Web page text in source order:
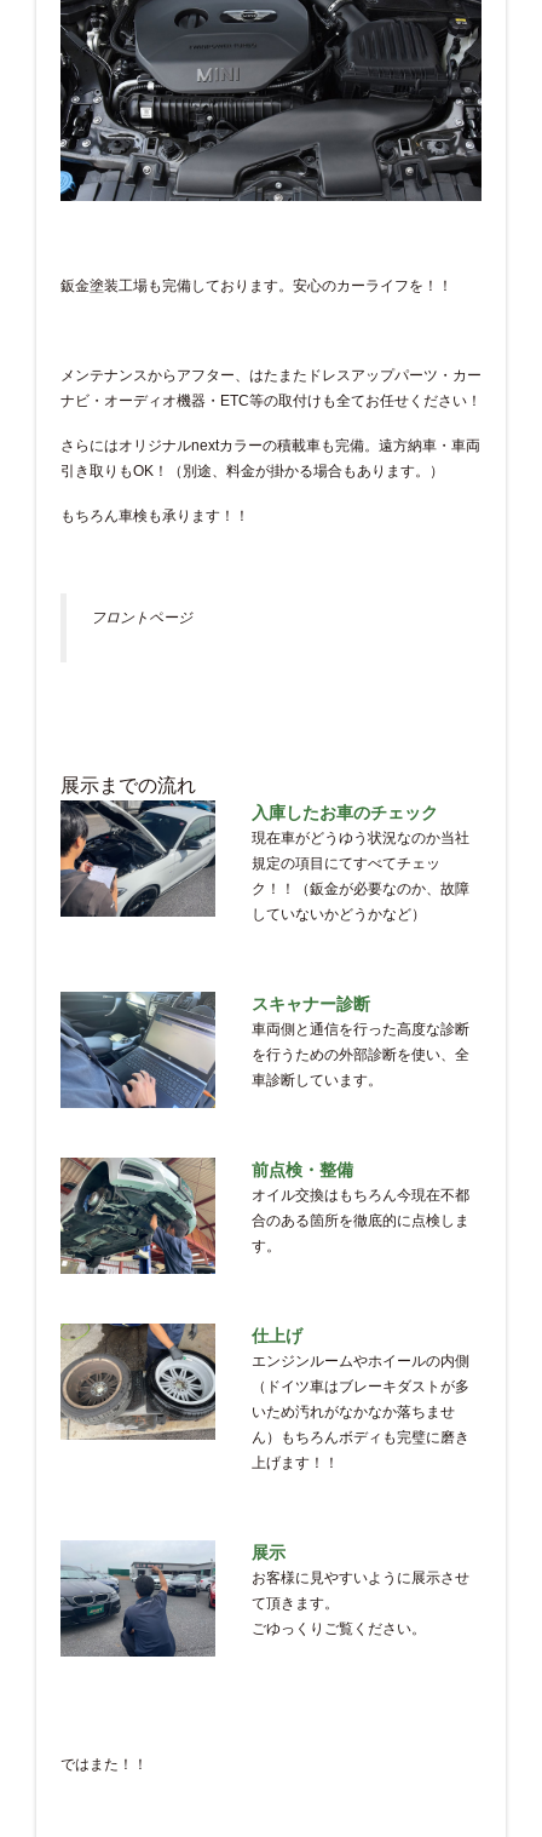
鈑金塗装工場も完備しております。安心のカーライフを！！
メンテナンスからアフター、はたまたドレスアップパーツ・カー
ナビ・オーディオ機器・ETC等の取付けも全てお任せください！
さらにはオリジナルnextカラーの積載車も完備。遠方納車・車両
引き取りもOK！（別途、料金が掛かる場合もあります。）
もちろん車検も承ります！！
フロントページ
展示までの流れ
入庫したお車のチェック
現在車がどうゆう状況なのか当社
規定の項目にてすべてチェッ
ク！！（鈑金が必要なのか、故障
していないかどうかなど）
スキャナー診断
車両側と通信を行った高度な診断
を行うための外部診断を使い、全
車診断しています。
前点検・整備
オイル交換はもちろん今現在不都
合のある箇所を徹底的に点検しま
す。
仕上げ
エンジンルームやホイールの内側
（ドイツ車はブレーキダストが多
いため汚れがなかなか落ちませ
ん）もちろんボディも完璧に磨き
上げます！！
展示
お客様に見やすいように展示させ
て頂きます。
ごゆっくりご覧ください。
ではまた！！